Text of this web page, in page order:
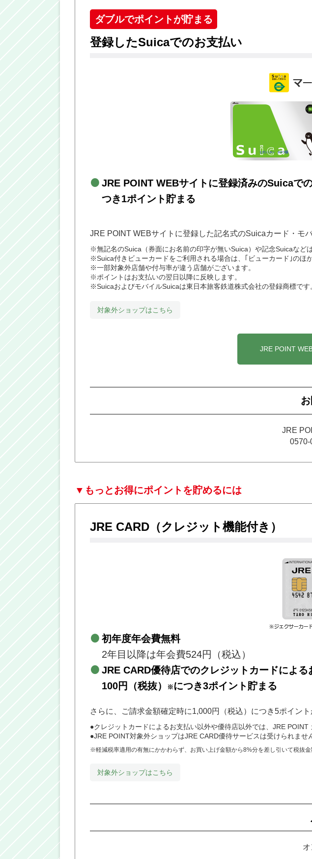
ダブルでポイントが貯まる
登録したSuicaでのお支払い
JRE POINT WEBサイトに登録済みのSuicaで
つき1ポイント貯まる
JRE POINT WEBサイトに登録した記名式のSuicaカード・モ
※無記名のSuica（券面にお名前の印字が無いSuica）や記念Suicaなど
※Suica付きビューカードをご利用される場合は、｢ビューカード｣のほ
※一部対象外店舗や付与率が違う店舗がございます。
※ポイントはお支払いの翌日以降に反映します。
※SuicaおよびモバイルSuicaは東日本旅客鉄道株式会社の登録商標です
対象外ショップはこちら
JRE POINT
JRE
0570-
▼もっとお得にポイントを貯めるには
JRE CARD （クレジット機能付き）
初年度年会費無料
2年目以降は年会費524円（税込）
JRE CARD優待店でのクレジットカードによる
100円（税抜）
※ につき3ポイント貯まる
さらに、ご請求金額確定時に1,000円（税込）につき5ポイント
●クレジットカードによるお支払い以外や優待店以外では、JRE
●JRE POINT対象外ショップはJRE CARD優待サービスは受けられませ
※軽減税率適用の有無にかかわらず、お買い上げ金額から8%分を差し引いて税抜金
対象外ショップはこちら